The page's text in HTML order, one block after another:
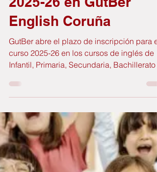
2025-26 en GutBer
English Coruña
GutBer abre el plazo de inscripción para el
Infantil, Primaria, Secundaria, Bachillerato y
adultos